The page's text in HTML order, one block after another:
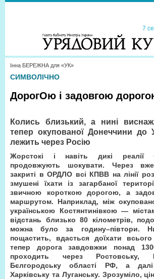
7
Інна БЕРЕЖНА для «УК»
СИМВОЛІЧНО
ДорогОю і задовгою
Колись близький, а нині
тепер окупованої Донеччини до
лежить через Росію
Жорстокі і навіть дикі реалії
продовжують шокувати. Через
закриті в ОРДЛО всі КПВВ на лінії
змушені їхати із загарбаної
звичною короткою дорогою, а
маршрутом. Наприклад, між
українською Костянтинівкою —
відстань близько 80 кілометрів,
можна було за годину–півтори.
пощастить, вдасться доїхати
тепер дорога завдовжки понад
проходить через Ростовську,
Бєлгородську області РФ, а
Харківську та Луганську. Зрозуміло,